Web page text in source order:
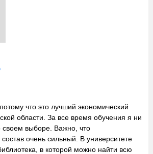
что это лучший экономический
области. За все время обучения я ни
своем выборе. Важно, что
очень сильный. В университете
в которой можно найти всю